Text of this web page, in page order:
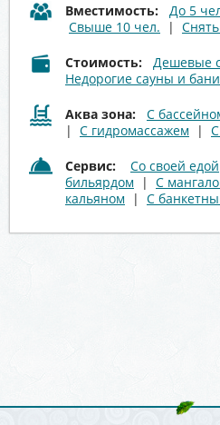
Вместимость: До 5
Свыше 10 чел. |
Стоимость: Дешевые
Недорогие сауны и бани
Аква зона: С
| С гидромассажем |
Сервис: Со своей едой
бильярдом | С
кальяном | С